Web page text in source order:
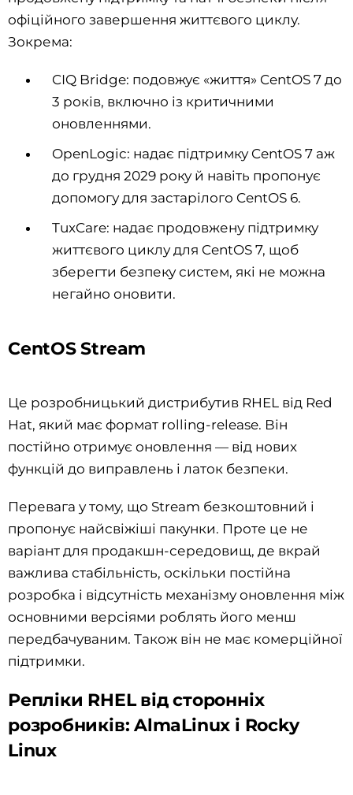
офіційного завершення життєвого циклу.
Зокрема:
CIQ Bridge: подовжує «життя» CentOS 7 до
3 років, включно із критичними
оновленнями.
OpenLogic: надає підтримку CentOS 7 аж
до грудня 2029 року й навіть пропонує
допомогу для застарілого CentOS 6.
TuxCare: надає продовжену підтримку
життєвого циклу для CentOS 7, щоб
зберегти безпеку систем, які не можна
негайно оновити.
CentOS Stream
Це розробницький дистрибутив RHEL від Red
Hat, який має формат rolling-release. Він
постійно отримує оновлення — від нових
функцій до виправлень і латок безпеки.
Перевага у тому, що Stream безкоштовний і
пропонує найсвіжіші пакунки. Проте це не
варіант для продакшн-середовищ, де вкрай
важлива стабільність, оскільки постійна
розробка і відсутність механізму оновлення між
основними версіями роблять його менш
передбачуваним. Також він не має комерційної
підтримки.
Репліки RHEL від сторонніх
розробників: AlmaLinux і Rocky
Linux